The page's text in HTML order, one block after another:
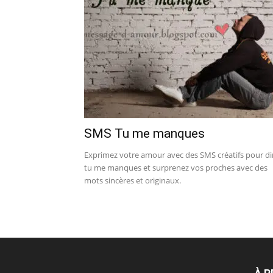
SMS Tu me manques
Exprimez votre amour avec des SMS créatifs pour
tu me manques et surprenez vos proches avec des
mots sincères et originaux.